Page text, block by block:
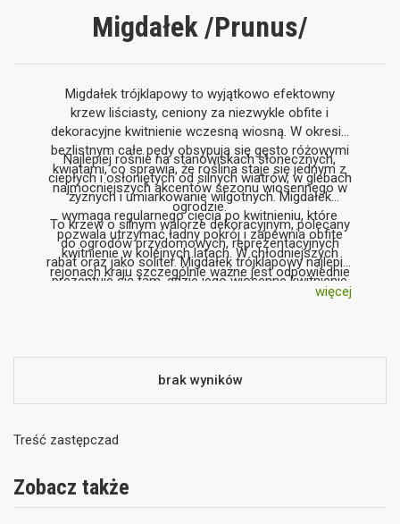
Migdałek /Prunus/
Migdałek trójklapowy to wyjątkowo efektowny
krzew liściasty, ceniony za niezwykle obfite i
dekoracyjne kwitnienie wczesną wiosną. W okresie
bezlistnym całe pędy obsypują się gęsto różowymi
kwiatami, co sprawia, że roślina staje się jednym z
najmocniejszych akcentów sezonu wiosennego w
ogrodzie.
Najlepiej rośnie na stanowiskach słonecznych,
ciepłych i osłoniętych od silnych wiatrów, w glebach
żyznych i umiarkowanie wilgotnych. Migdałek
wymaga regularnego cięcia po kwitnieniu, które
pozwala utrzymać ładny pokrój i zapewnia obfite
kwitnienie w kolejnych latach. W chłodniejszych
rejonach kraju szczególnie ważne jest odpowiednie
stanowisko, gdyż pąki kwiatowe mogą być wrażliwe
To krzew o silnym walorze dekoracyjnym, polecany
do ogrodów przydomowych, reprezentacyjnych
rabat oraz jako soliter. Migdałek trójklapowy najlepiej
prezentuje się tam, gdzie jego wiosenne kwitnienie
więcej
brak wyników
Treść zastępczad
Zobacz także